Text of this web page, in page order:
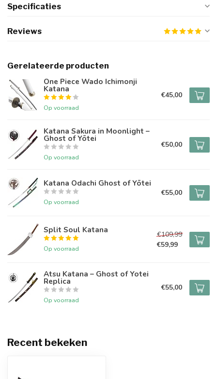
Specificaties
Reviews
Gerelateerde producten
One Piece Wado Ichimonji
Katana
Op voorraad
€45,00
Katana Sakura in Moonlight –
Ghost of Yōtei
Op voorraad
€50,00
Katana Odachi Ghost of Yōtei
Op voorraad
€55,00
Split Soul Katana
Op voorraad
€109,99
€59,99
Atsu Katana – Ghost of Yotei
Replica
Op voorraad
€55,00
Recent bekeken